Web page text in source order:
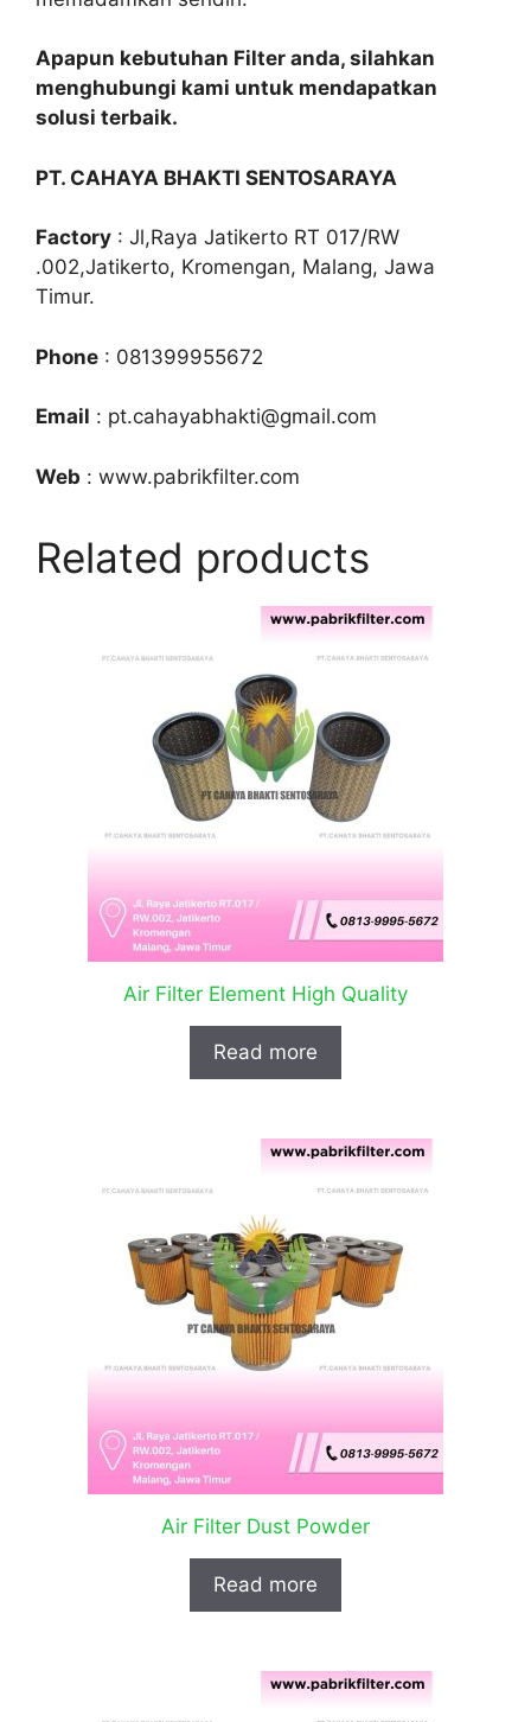
Apapun kebutuhan Filter anda, silahkan
menghubungi kami untuk mendapatkan
solusi terbaik.
PT. CAHAYA BHAKTI SENTOSARAYA
Factory : Jl,Raya Jatikerto RT 017/RW
.002,Jatikerto, Kromengan, Malang, Jawa
Timur.
Phone : 081399955672
Email : pt.cahayabhakti@gmail.com
Web : www.pabrikfilter.com
Related products
Air Filter Element High Quality
Read more
Air Filter Dust Powder
Read more